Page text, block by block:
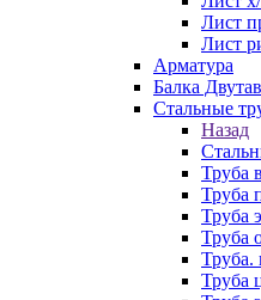
Лист
Лист
Арматура
Балка
Стальные
Назад
Труба
Труба
Труба
Труба
Труба.
Труба